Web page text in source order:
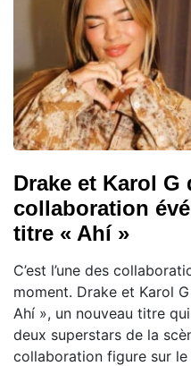
Drake et Karol
collaboration
titre « Ahí »
C’est l’une des
moment. Drake et Karol
Ahí », un nouveau titre
deux superstars de la
collaboration figure sur